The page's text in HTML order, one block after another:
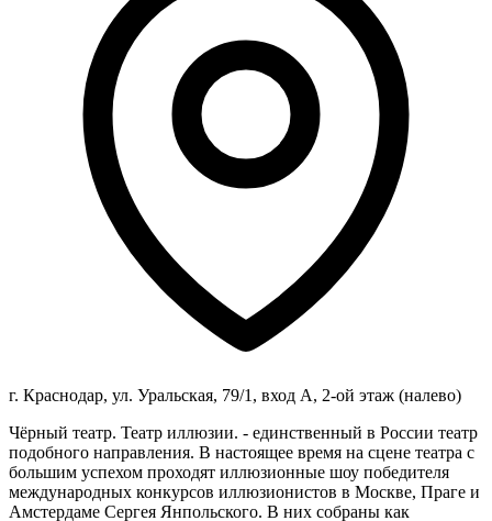
г. Краснодар, ул. Уральская, 79/1, вход А, 2-ой этаж (налево)
Чёрный театр. Театр иллюзии. - единственный в России театр
подобного направления. В настоящее время на сцене театра с
большим успехом проходят иллюзионные шоу победителя
международных конкурсов иллюзионистов в Москве, Праге и
Амстердаме Сергея Янпольского. В них собраны как